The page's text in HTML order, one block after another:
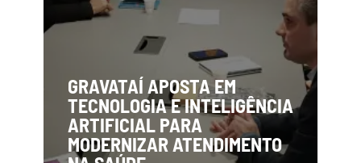
GRAVATAÍ APOSTA EM
TECNOLOGIA E INTELIGÊNCIA
ARTIFICIAL PARA
MODERNIZAR ATENDIMENTO